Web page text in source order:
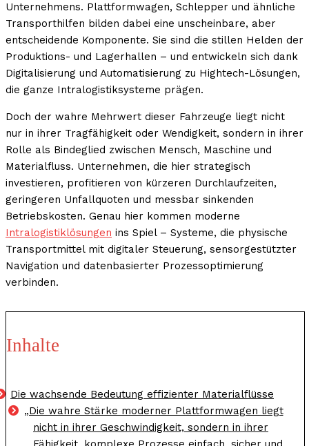
Unternehmens. Plattformwagen, Schlepper und ähnliche
Transporthilfen bilden dabei eine unscheinbare, aber
entscheidende Komponente. Sie sind die stillen Helden der
Produktions- und Lagerhallen – und entwickeln sich dank
Digitalisierung und Automatisierung zu Hightech-Lösungen,
die ganze Intralogistiksysteme prägen.
Doch der wahre Mehrwert dieser Fahrzeuge liegt nicht
nur in ihrer Tragfähigkeit oder Wendigkeit, sondern in ihrer
Rolle als Bindeglied zwischen Mensch, Maschine und
Materialfluss. Unternehmen, die hier strategisch
investieren, profitieren von kürzeren Durchlaufzeiten,
geringeren Unfallquoten und messbar sinkenden
Betriebskosten. Genau hier kommen moderne
Intralogistiklösungen ins Spiel – Systeme, die physische
Transportmittel mit digitaler Steuerung, sensorgestützter
Navigation und datenbasierter Prozessoptimierung
verbinden.
Inhalte
Die wachsende Bedeutung effizienter Materialflüsse
„Die wahre Stärke moderner Plattformwagen liegt
nicht in ihrer Geschwindigkeit, sondern in ihrer